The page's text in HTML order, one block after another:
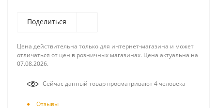
Поделиться
Цена действительна только для интернет-магазина и может
отличаться от цен в розничных магазинах. Цена актуальна на
07.08.2026.
Сейчас данный товар просматривают 4 человека
Отзывы